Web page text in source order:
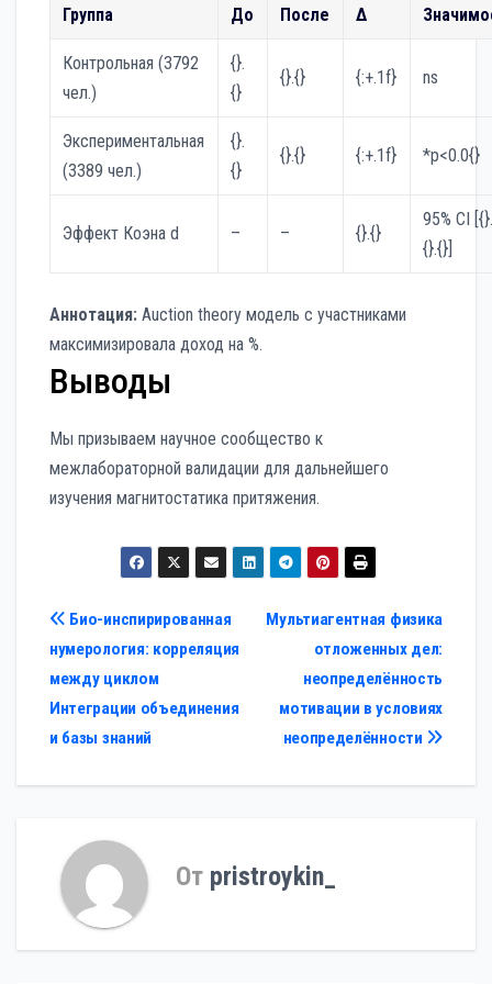
Группа До После Δ
Контрольная (3792
чел.)
{}.
{}
{}.{} {:+.1f} ns
Экспериментальная
(3389 чел.)
{}.
{}
{}.{} {:+.1f} *p<0.0{}
Эффект Коэна d – – {}.{}
95% CI
{}.{}]
Аннотация: Auction theory модель с участниками
максимизировала доход на %.
Выводы
Мы призываем научное сообщество к
межлабораторной валидации для дальнейшего
изучения магнитостатика притяжения.
Навигация
по
записям
Мультиагентная физика
отложенных дел:
неопределённость
мотивации в условиях
неопределённости
Био-инспирированная
нумерология: корреляция
между циклом
Интеграции объединения
и базы знаний
От pristroykin_